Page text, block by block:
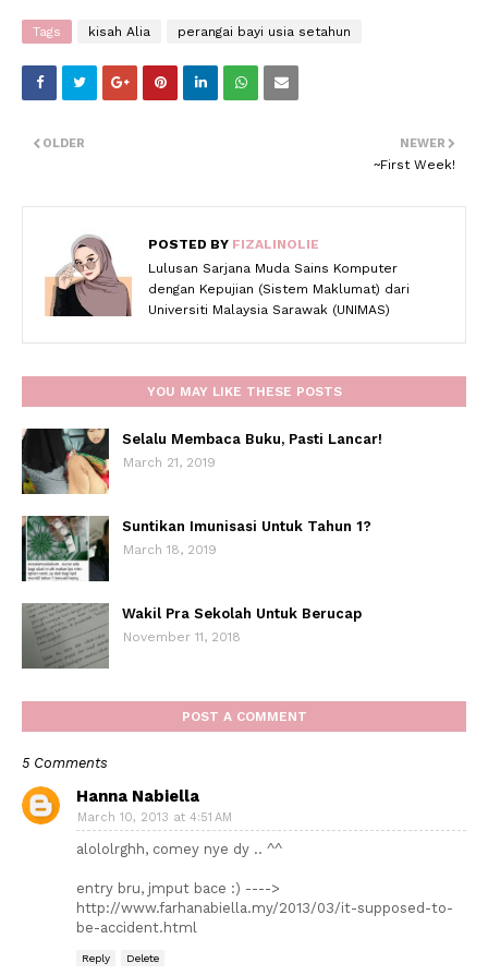
Tags kisah Alia perangai bayi usia setahun
NEWER
~First Week!
OLDER
POSTED BY FIZALINOLIE
Lulusan Sarjana Muda Sains Komputer
dengan Kepujian (Sistem Maklumat) dari
Universiti Malaysia Sarawak (UNIMAS)
YOU MAY LIKE THESE POSTS
Selalu Membaca Buku, Pasti Lancar!
March 21, 2019
Suntikan Imunisasi Untuk Tahun 1?
March 18, 2019
Wakil Pra Sekolah Untuk Berucap
November 11, 2018
POST A COMMENT
5 Comments
Hanna Nabiella
March 10, 2013 at 4:51 AM
alololrghh, comey nye dy .. ^^
entry bru, jmput bace :) ---->
http://www.farhanabiella.my/2013/03/it-supposed-to-
be-accident.html
Reply Delete